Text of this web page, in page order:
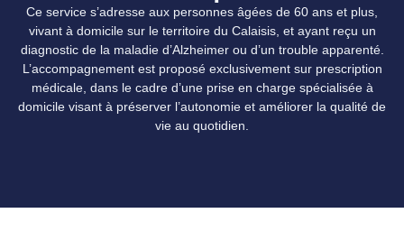
Ce service s’adresse aux personnes âgées de 60 ans et plus,
vivant à domicile sur le territoire du Calaisis, et ayant reçu un
diagnostic de la maladie d’Alzheimer ou d’un trouble apparenté.
L’accompagnement est proposé exclusivement sur prescription
médicale, dans le cadre d’une prise en charge spécialisée à
domicile visant à préserver l’autonomie et améliorer la qualité de
vie au quotidien.